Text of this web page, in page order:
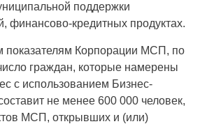
поддержки
финансово-кредитных продуктах.
показателям Корпорации МСП, по
граждан, которые намерены
с использованием Бизнес-
не менее 600 000 человек,
МСП, открывших и (или)